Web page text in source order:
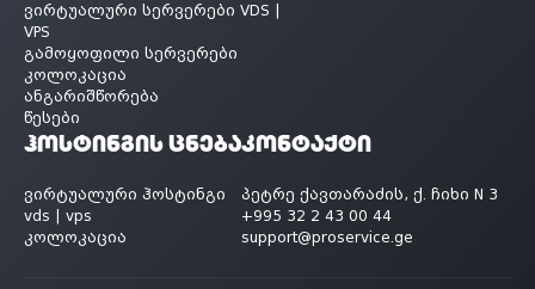
ვირტუალური სერვერები VDS |
VPS
გამოყოფილი სერვერები
კოლოკაცია
ანგარიშწორება
წესები
ჰოსტინგის ცნება
ვირტუალური ჰოსტინგი
vds | vps
კოლოკაცია
კონტაქტი
პეტრე ქავთარაძის, ქ. ჩიხი N 3
+995 32 2 43 00 44
support@proservice.ge